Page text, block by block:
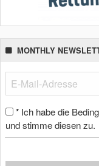
MONTHLY
* Ich habe die
und stimme diesen zu.